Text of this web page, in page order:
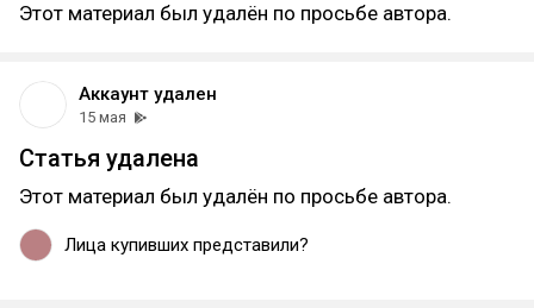
Этот материал был удалён по просьбе автора.
Аккаунт удален
15 мая
Статья удалена
Этот материал был удалён по просьбе автора.
Лица купивших представили?